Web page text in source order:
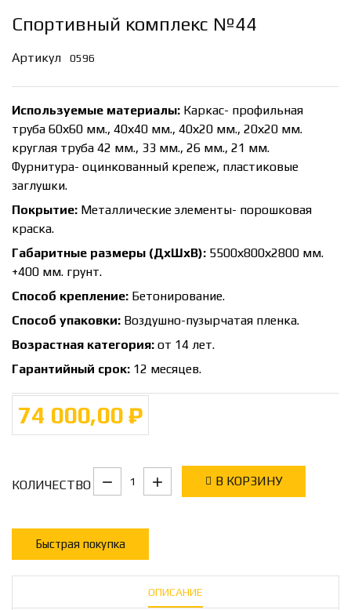
Спортивный комплекс №44
Артикул 0596
Используемые материалы: Каркас- профильная
труба 60х60 мм., 40х40 мм., 40х20 мм., 20х20 мм.
круглая труба 42 мм., 33 мм., 26 мм., 21 мм.
Фурнитура- оцинкованный крепеж, пластиковые
заглушки.
Покрытие: Металлические элементы- порошковая
краска.
Габаритные размеры (ДхШхВ): 5500х800х2800 мм.
+400 мм. грунт.
Способ крепление: Бетонирование.
Способ упаковки: Воздушно-пузырчатая пленка.
Возрастная категория: от 14 лет.
Гарантийный срок: 12 месяцев.
74 000,00 ₽
КОЛИЧЕСТВО В КОРЗИНУ
Быстрая покупка
ОПИСАНИЕ